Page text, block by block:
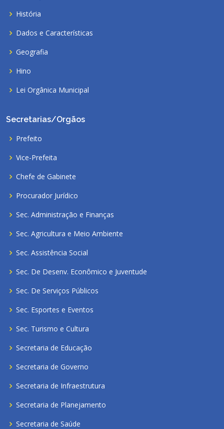
História
Dados e Características
Geografia
Hino
Lei Orgânica Municipal
Secretarias/Orgãos
Prefeito
Vice-Prefeita
Chefe de Gabinete
Procurador Jurídico
Sec. Administração e Finanças
Sec. Agricultura e Meio Ambiente
Sec. Assistência Social
Sec. De Desenv. Econômico e Juventude
Sec. De Serviços Públicos
Sec. Esportes e Eventos
Sec. Turismo e Cultura
Secretaria de Educação
Secretaria de Governo
Secretaria de Infraestrutura
Secretaria de Planejamento
Secretaria de Saúde